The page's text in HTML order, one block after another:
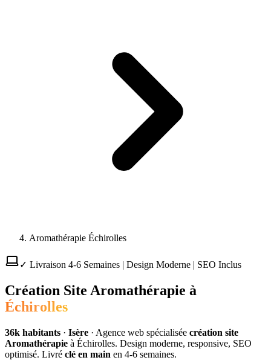
Aromathérapie Échirolles
✓ Livraison 4-6 Semaines | Design Moderne | SEO Inclus
Création Site Aromathérapie à
Échirolles
36k habitants · Isère · Agence web spécialisée création site
Aromathérapie à Échirolles. Design moderne, responsive, SEO
optimisé. Livré clé en main en 4-6 semaines.